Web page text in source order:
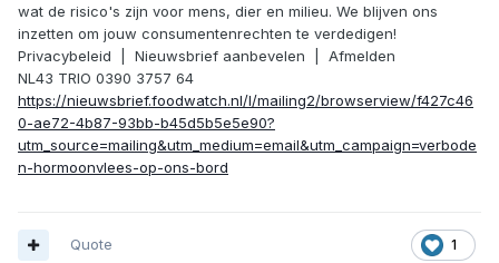
wat de risico's zijn voor mens, dier en milieu. We blijven ons
inzetten om jouw consumentenrechten te verdedigen!
Privacybeleid | Nieuwsbrief aanbevelen | Afmelden
NL43 TRIO 0390 3757 64
https://nieuwsbrief.foodwatch.nl/l/mailing2/browserview/f427c46
0-ae72-4b87-93bb-b45d5b5e5e90?
utm_source=mailing&utm_medium=email&utm_campaign=verbode
n-hormoonvlees-op-ons-bord
1
Quote